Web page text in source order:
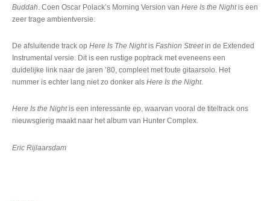
Buddah . Coen Oscar Polack’s Morning Version van Here Is the Nightis een
zeer trage ambientversie.
De afsluitende track op Here Is The Nightis Fashion Streetin de Extended
Instrumental versie. Dit is een rustige poptrack met eveneens een
duidelijke link naar de jaren ’80, compleet met foute gitaarsolo. Het
nummer is echter lang niet zo donker als Here Is the Night.
Here Is the Nightis een interessante ep, waarvan vooral de titeltrack ons
nieuwsgierig maakt naar het album van Hunter Complex.
Eric Rijlaarsdam